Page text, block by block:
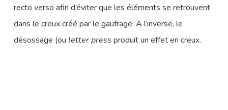
recto verso afin d’éviter que les éléments se retrouvent
dans le creux créé par le gaufrage. A l’inverse, le
désossage (ou letter press produit un effet en creux.